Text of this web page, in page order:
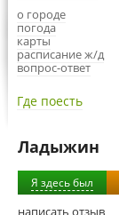
о городе
погода
карты
расписание ж/д
вопрос-ответ
Где поесть
Ладыжин
Я здесь был
написать отзыв